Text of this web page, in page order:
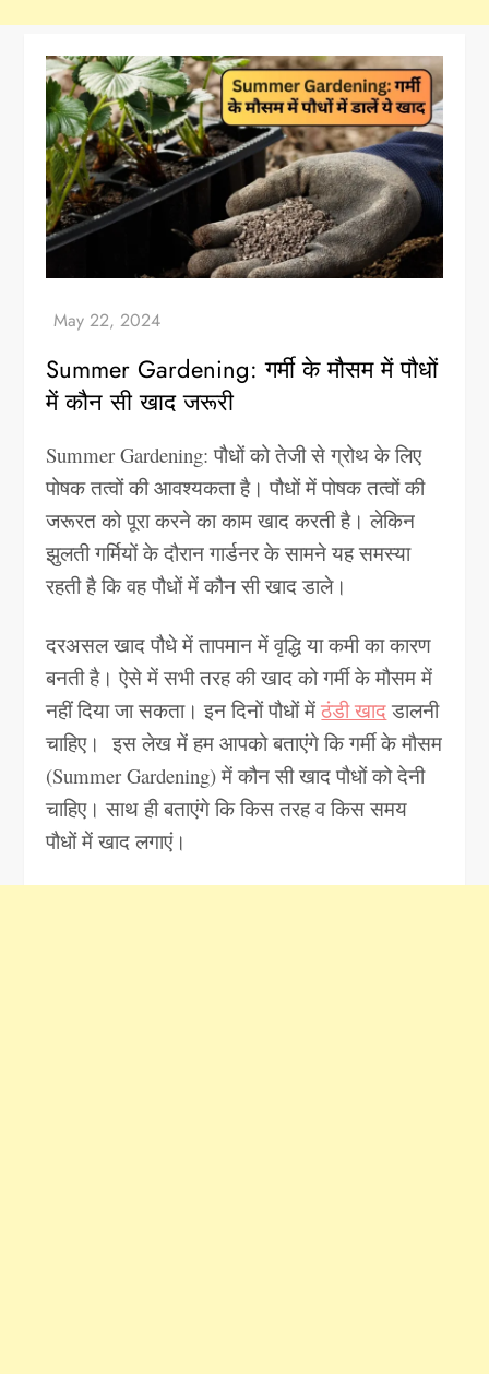
Summer Gardening: गर्मी के मौसम में पौधों
में कौन सी खाद जरूरी
Summer Gardening: पौधों को तेजी से ग्रोथ के लिए
पोषक तत्वों की आवश्यकता है। पौधों में पोषक तत्वों की
जरूरत को पूरा करने का काम खाद करती है। लेकिन
झुलती गर्मियों के दौरान गार्डनर के सामने यह समस्या
रहती है कि वह पौधों में कौन सी खाद डाले।
दरअसल खाद पौधे में तापमान में वृद्धि या कमी का कारण
बनती है। ऐसे में सभी तरह की खाद को गर्मी के मौसम में
नहीं दिया जा सकता। इन दिनों पौधों मेंठंडी खादडालनी
चाहिए। इस लेख में हम आपको बताएंगे कि गर्मी के मौसम
(Summer Gardening) में कौन सी खाद पौधों को देनी
चाहिए। साथ ही बताएंगे कि किस तरह व किस समय
पौधों में खाद लगाएं।